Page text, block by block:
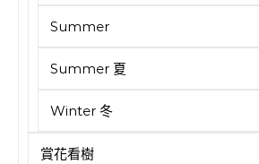
Summer
Summer 夏
Winter 冬
賞花看樹